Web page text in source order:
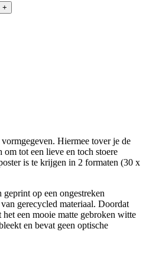
Hiermee tover je de
tot een lieve en toch stoere
is te krijgen in 2 formaten (30 x
op een ongestreken
gerecycled materiaal. Doordat
een mooie matte gebroken witte
en bevat geen optische